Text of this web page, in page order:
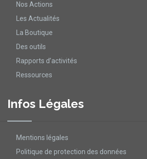
Nos Actions
Les Actualités
La Boutique
Des outils
Rapports d’activités
Ressources
Infos Légales
Mentions légales
Politique de protection des données